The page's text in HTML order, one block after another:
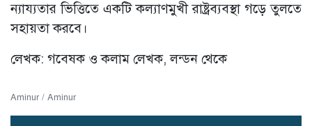
ন্যায্যতার ভিত্তিতে একটি কল্যাণমুখী রাষ্ট্রব্যবস্থা গড়ে তুলতে
সহায়তা করবে।
লেখক: গবেষক ও কলাম লেখক, লন্ডন থেকে
Aminur / Aminur